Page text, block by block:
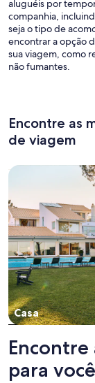
aluguéis por
companhia,
seja o tipo de
encontrar a opção
sua viagem, como
não fumantes.
Encontre as
de viagem
Casa
Busque casas
para